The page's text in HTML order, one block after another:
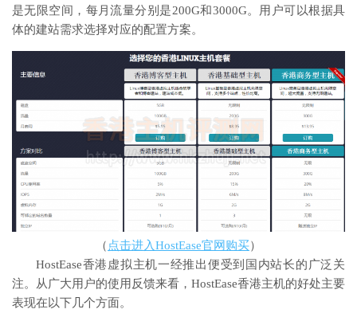
是无限空间，每月流量分别是200G和3000G。用户可以根据具
体的建站需求选择对应的配置方案。
（ 点击进入HostEase官网购买）
HostEase香港虚拟主机一经推出便受到国内站长的广泛关
注。从广大用户的使用反馈来看，HostEase香港主机的好处主要
表现在以下几个方面。